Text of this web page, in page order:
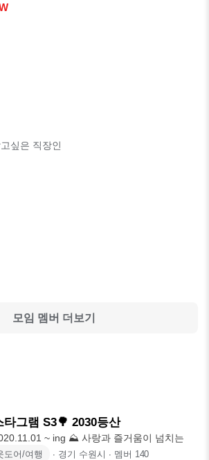
싶은 직장인
모임 멤버 더보기
타그램 S3🌳 2030등산
Since.2020.11.01 ~ ing ⛰️ 사랑과 즐거움이 넘치는
도어/여행 ∙ 경기 수원시 ∙ 멤버 140